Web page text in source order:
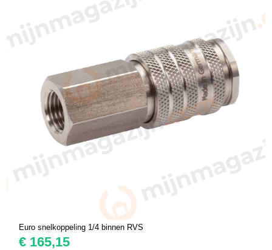
Euro snelkoppeling 1/4 binnen RVS
€ 165,15